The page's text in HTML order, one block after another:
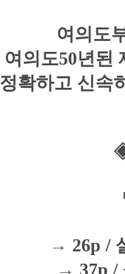
여의도
여의도50년된
정확하고 신속
→ 26p /
→ 37p /